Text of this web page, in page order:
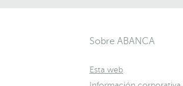
Sobre ABANCA
Esta web